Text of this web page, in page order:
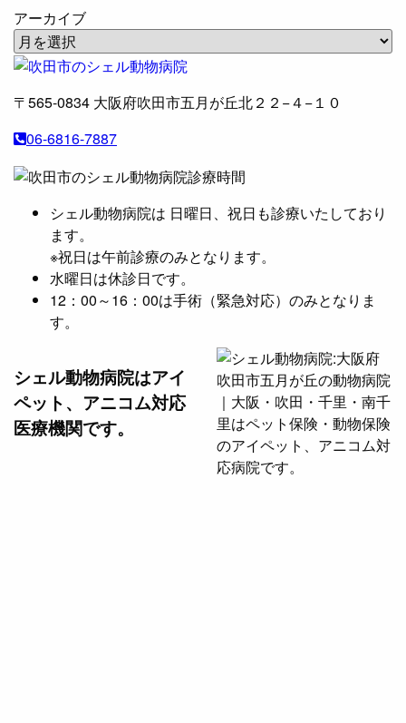
アーカイブ
〒565-0834 大阪府吹田市五月が丘北２２−４−１０
06-6816-7887
シェル動物病院は 日曜日、祝日も診療いたしており
ます。
※祝日は午前診療のみとなります。
水曜日は休診日です。
12：00～16：00は手術（緊急対応）のみとなりま
す。
シェル動物病院はアイ
ペット、アニコム対応
医療機関です。